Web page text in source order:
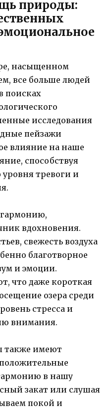
природы:
насыщенном
все больше людей
поисках
исследования
пейзажи
влияние на наше
способствуя
тревоги и
вдохновения.
свежесть воздуха
благотворное
и эмоции.
что даже короткая
озера среди
стресса и
внимания.
также имеют
в нашу
закат или слушая
покой и